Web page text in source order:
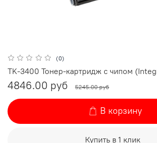
(0)
TK-3400 Тонер-картридж с чипом
4846.00 руб 5245.00 руб
В корзину
Купить в 1 клик